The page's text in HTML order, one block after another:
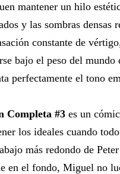
mantener un hilo
y las sombras densas
constante de
bajo el peso del
perfectamente el tono
Completa #3 es un
los ideales cuando
más redondo de
en el fondo, Miguel no